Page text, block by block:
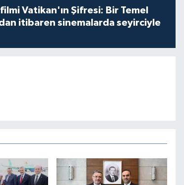
Vatikan'ın Şifresi: Bir Temel
itibaren sinemalarda seyirciyle